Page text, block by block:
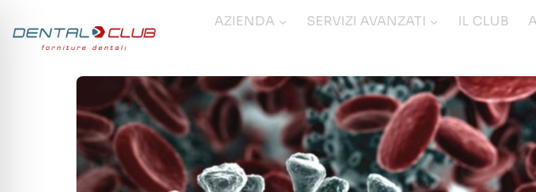
contenuto
AZIENDA SERVIZI AVANZATI IL CLUB